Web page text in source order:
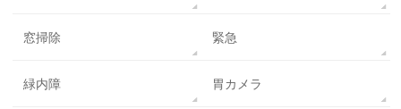
窓掃除 緊急
緑内障 胃カメラ